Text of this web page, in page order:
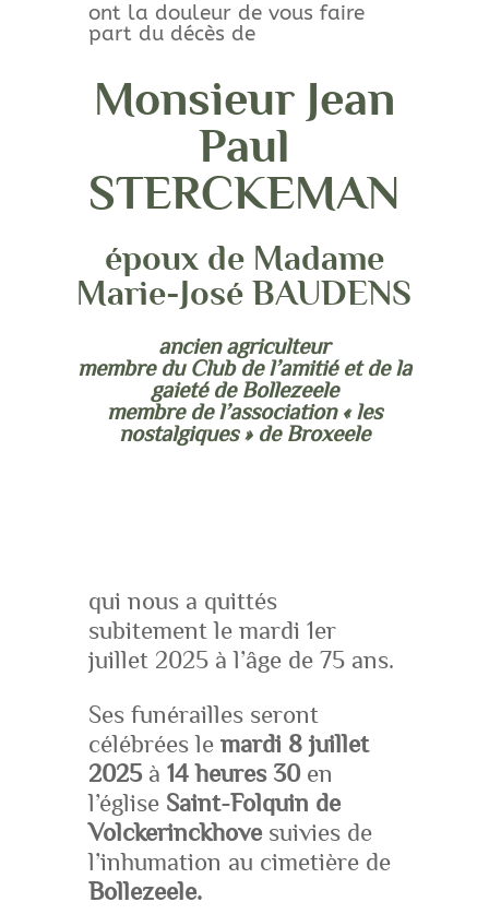
ont la douleur de vous faire
part du décès de
Monsieur Jean
Paul
STERCKEMAN
époux de Madame
Marie-José BAUDENS
ancien agriculteur
membre du Club de l’amitié et de la
gaieté de Bollezeele
membre de l’association « les
nostalgiques » de Broxeele
qui nous a quittés
subitement le mardi 1er
juillet 2025 à l’âge de 75 ans.
Ses funérailles seront
célébrées le mardi 8 juillet
2025à 14 heures 30en
l’église Saint-Folquin de
Volckerinckhovesuivies de
l’inhumation au cimetière de
Bollezeele.